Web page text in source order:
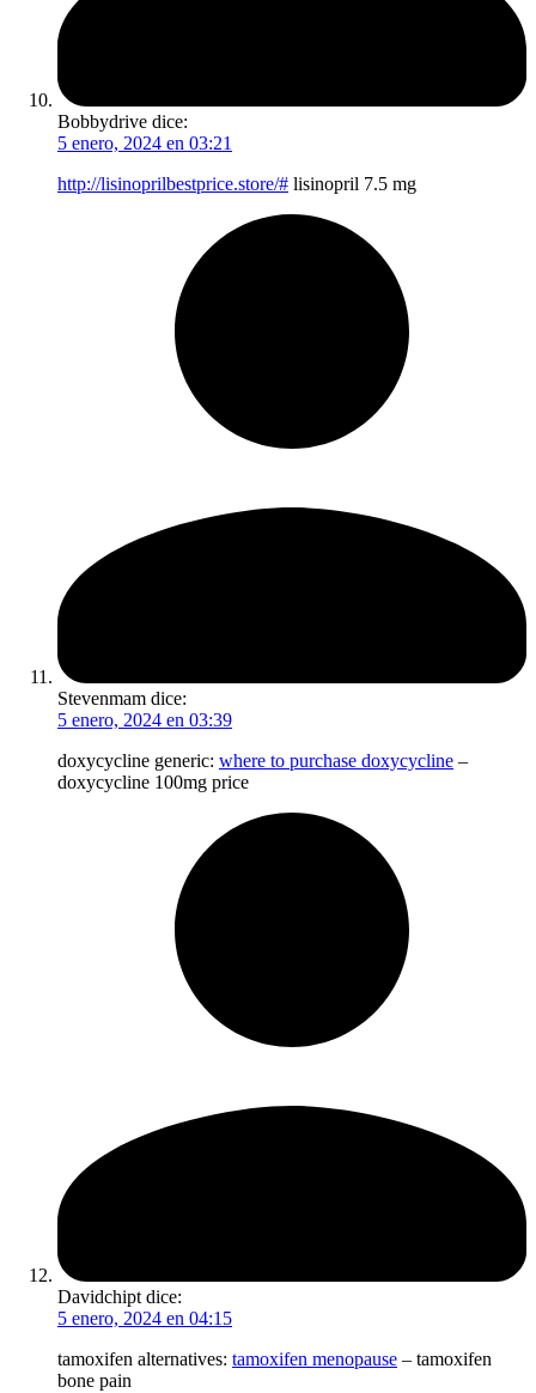
Bobbydrive dice:
5 enero, 2024 en 03:21
http://lisinoprilbestprice.store/# lisinopril 7.5 mg
Stevenmam dice:
5 enero, 2024 en 03:39
doxycycline generic: where to purchase doxycycline –
doxycycline 100mg price
Davidchipt dice:
5 enero, 2024 en 04:15
tamoxifen alternatives: tamoxifen menopause – tamoxifen
bone pain